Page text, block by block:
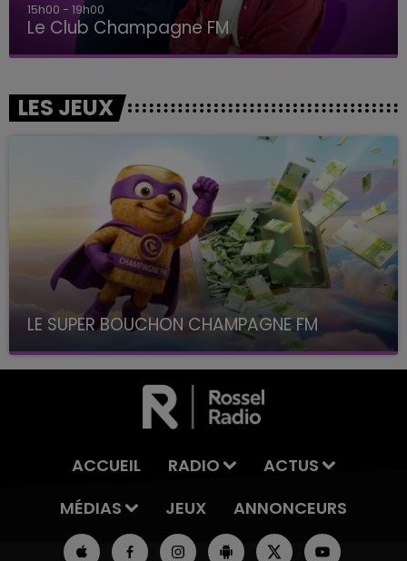
15h00 - 19h00
Le Club Champagne FM
LES JEUX
LE SUPER BOUCHON CHAMPAGNE FM
avec La Famille Champagne FM, à 8H10
ACCUEIL RADIO
ACTUS
MÉDIAS
JEUX ANNONCEURS